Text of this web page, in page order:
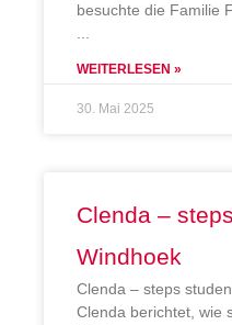
besuchte die Familie
WEITERLESEN »
30. Mai 2025
Clenda –
Windhoek
Clenda – steps
Clenda berichtet, wie